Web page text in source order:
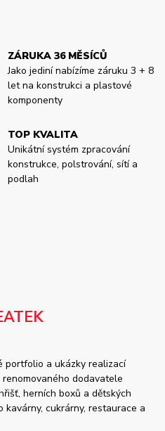
ZÁRUKA 36 MĚSÍCŮ
Jako jediní nabízíme záruku 3 + 8
let na konstrukci a plastové
komponenty
TOP KVALITA
Unikátní systém zpracování
konstrukce, polstrování, sítí a
podlah
portfolio a ukázky realizací
renomovaného dodavatele
herních boxů a dětských
cukrárny, restaurace a